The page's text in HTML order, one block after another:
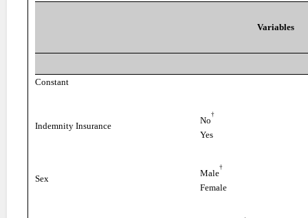
Variables
Constant
Indemnity Insurance
No
†
Yes
Sex
Male
†
Female